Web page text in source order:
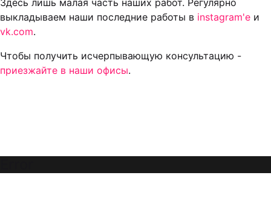
Здесь лишь малая часть наших работ. Регулярно
выкладываем наши последние работы в instagram'е и
vk.com.
Чтобы получить исчерпывающую консультацию -
приезжайте в наши офисы.